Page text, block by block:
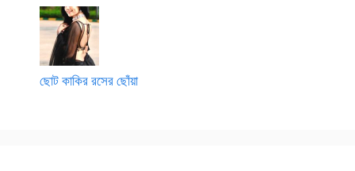
ছোট কাকির রসের ছোঁয়া